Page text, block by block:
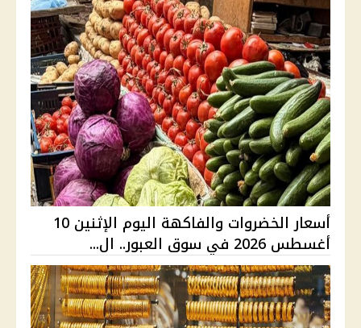
أسعار الخضروات والفاكهة اليوم الإثنين 10
أغسطس 2026 في سوق العبور.. ال...